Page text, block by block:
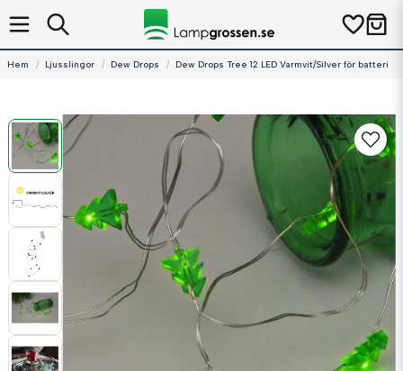
Hem Ljusslingor Dew Drops Dew Drops Tree 12 LED Varmvit/Silver för batteri